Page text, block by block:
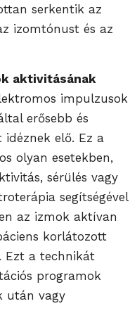
serkentik az
izomtónust és az
aktivitásának
impulzusok
erősebb és
idéznek elő. Ez a
olyan esetekben,
sérülés vagy
segítségével
az izmok aktívan
korlátozott
Ezt a technikát
programok
után vagy